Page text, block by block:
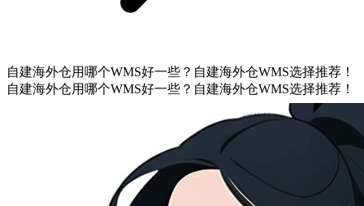
自建海外仓用哪个WMS好一些？自建海外仓WMS选择推荐！
自建海外仓用哪个WMS好一些？自建海外仓WMS选择推荐！